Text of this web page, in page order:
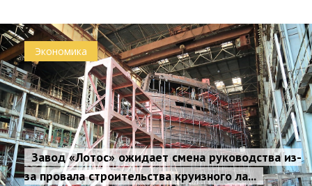
Экономика
Завод «Лотос» ожидает смена руководства из-
за провала строительства круизного ла...